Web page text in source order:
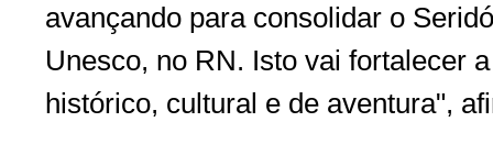
avançando para consolidar o
Unesco, no RN. Isto vai fortalecer
histórico, cultural e de aventura",